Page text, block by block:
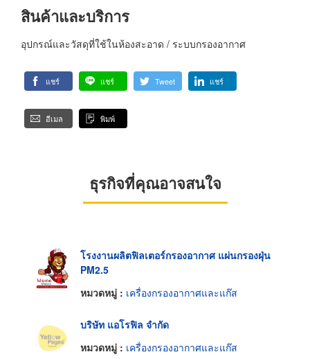
สินค้าและบริการ
อุปกรณ์และวัสดุที่ใช้ในห้องสะอาด / ระบบกรองอากาศ
แชร์ แชร์ Tweet แชร์
อีเมล พิมพ์
ธุรกิจที่คุณอาจสนใจ
โรงงานผลิตฟิลเตอร์กรองอากาศ แผ่นกรองฝุ่น
PM2.5
หมวดหมู่ : เครื่องกรองอากาศและแก๊ส
บริษัท แอโรฟิล จำกัด
หมวดหมู่ : เครื่องกรองอากาศและแก๊ส